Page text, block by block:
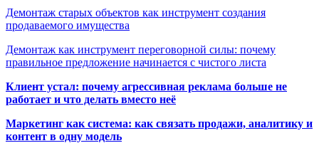
Демонтаж старых объектов как инструмент создания
продаваемого имущества
Демонтаж как инструмент переговорной силы: почему
правильное предложение начинается с чистого листа
Клиент устал: почему агрессивная реклама больше не
работает и что делать вместо неё
Маркетинг как система: как связать продажи, аналитику и
контент в одну модель